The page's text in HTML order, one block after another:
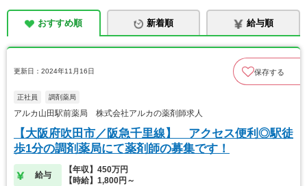
おすすめ順 新着順 給与順
更新日：2024年11月16日 保存する
正社員 調剤薬局
アルカ山田駅前薬局 株式会社アルカの薬剤師求人
【大阪府吹田市／阪急千里線】 アクセス便利◎駅徒
歩1分の調剤薬局にて薬剤師の募集です！
給与
【年収】450万円
【時給】1,800円～